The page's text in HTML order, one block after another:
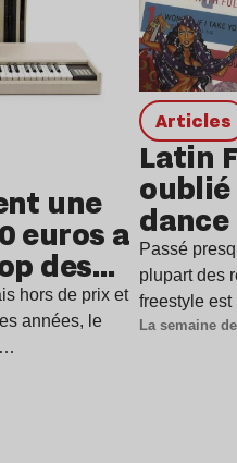
une
euros a
des
hors de prix et
années, le
Articles
Latin
oublié
Passé
plupart des
freestyle
La semaine